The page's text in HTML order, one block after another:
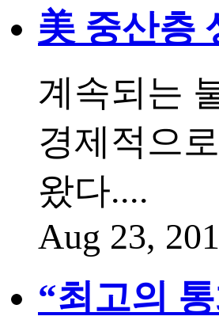
美 중산층
계속되는
경제적으
왔다....
Aug 23,
“최고의